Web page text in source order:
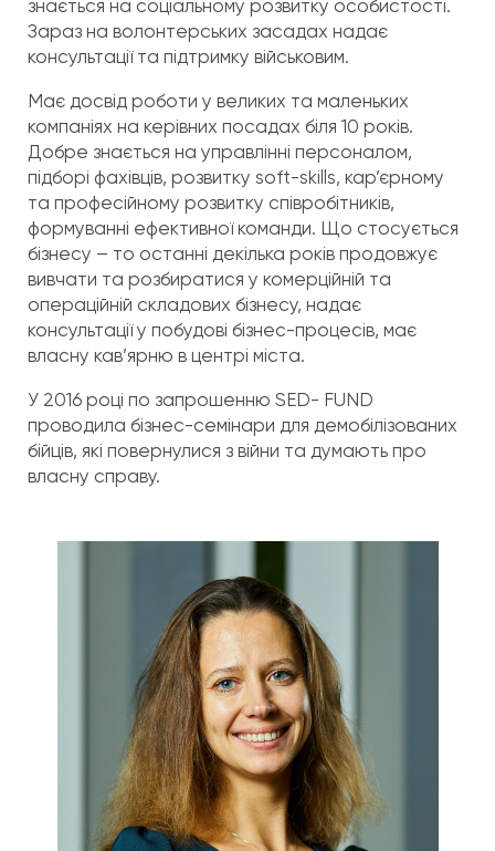
знається на соціальному розвитку особистості.
Зараз на волонтерських засадах надає
консультації та підтримку військовим.
Має досвід роботи у великих та маленьких
компаніях на керівних посадах біля 10 років.
Добре знається на управлінні персоналом,
підборі фахівців, розвитку soft-skills, кар’єрному
та професійному розвитку співробітників,
формуванні ефективної команди. Що стосується
бізнесу – то останні декілька років продовжує
вивчати та розбиратися у комерційній та
операційній складових бізнесу, надає
консультації у побудові бізнес-процесів, має
власну кав’ярню в центрі міста.
У 2016 році по запрошенню SED- FUND
проводила бізнес-семінари для демобілізованих
бійців, які повернулися з війни та думають про
власну справу.